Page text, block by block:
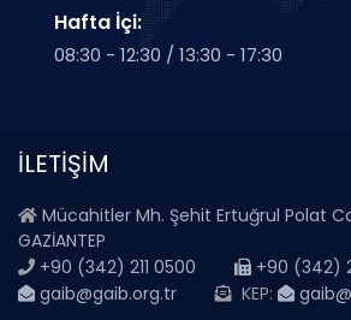
Hafta İçi:
08:30 - 12:30 / 13:30 - 17:30
İLETİŞİM
Mücahitler Mh. Şehit Ertuğrul Polat
GAZİANTEP
+90 (342) 211 0500
+90 (342)
gaib@gaib.org.tr
KEP: